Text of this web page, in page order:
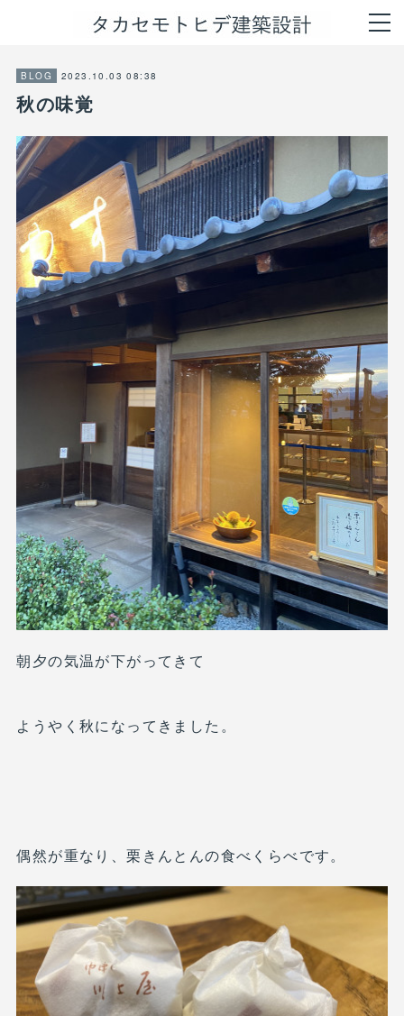
BLOG 2023.10.03 08:38
秋の味覚
朝夕の気温が下がってきて
ようやく秋になってきました。
偶然が重なり、栗きんとんの食べくらべです。